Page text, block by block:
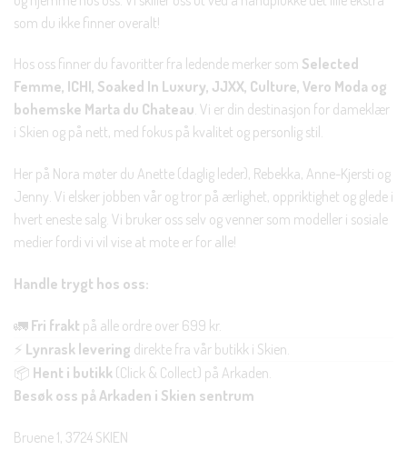
som du ikke finner overalt!
Hos oss finner du favoritter fra ledende merker som Selected
Femme, ICHI, Soaked In Luxury, JJXX, Culture, Vero Moda og
bohemske Marta du Chateau. Vi er din destinasjon for dameklær
i Skien og på nett, med fokus på kvalitet og personlig stil.
Her på Nora møter du Anette (daglig leder), Rebekka, Anne-Kjersti og
Jenny. Vi elsker jobben vår og tror på ærlighet, oppriktighet og glede i
hvert eneste salg. Vi bruker oss selv og venner som modeller i sosiale
medier fordi vi vil vise at mote er for alle!
Handle trygt hos oss:
🚛 Fri frakt på alle ordre over 699 kr.
⚡ Lynrask levering direkte fra vår butikk i Skien.
📦 Hent i butikk (Click & Collect) på Arkaden.
Besøk oss på Arkaden i Skien sentrum
Bruene 1, 3724 SKIEN